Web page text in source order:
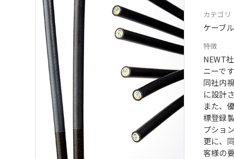
カテゴリ
ケーブル
特徴
NEWT
ニーです
同社内
に設計
また、
標登録
プショ
更に、
客様の